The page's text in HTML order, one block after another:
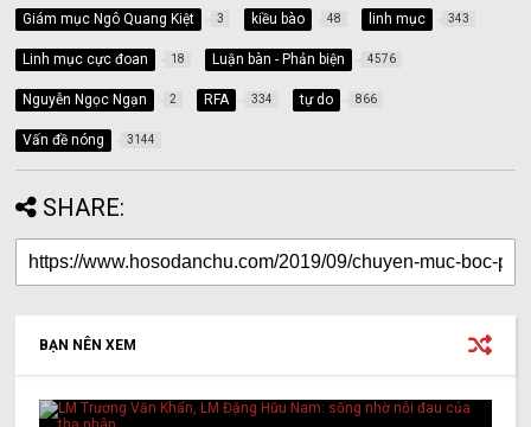
Giám mục Ngô Quang Kiệt 3 kiều bào 48 linh mục 343
Linh mục cực đoan 18 Luận bàn - Phản biện 4576
Nguyễn Ngọc Ngạn 2 RFA 334 tự do 866
Vấn đề nóng 3144
SHARE:
BẠN NÊN XEM